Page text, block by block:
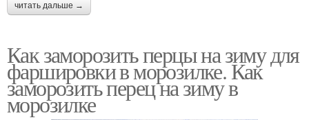
читать дальше →
Как заморозить перцы на зиму для
фаршировки в морозилке. Как
заморозить перец на зиму в
морозилке